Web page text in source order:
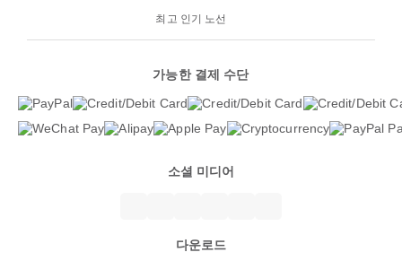
최고 인기 노선
가능한 결제 수단
소셜 미디어
다운로드